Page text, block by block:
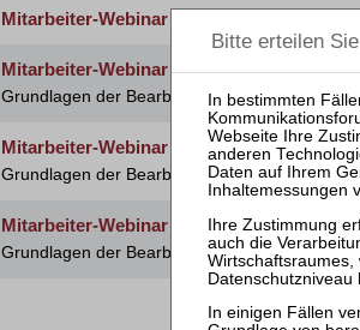
Mitarbeiter-Webinar Umsatzsteuer in der
Mitarbeiter-Webinar Steuerrecht in der
Grundlagen der Bearbeitung von
Mitarbeiter-Webinar Steuerrecht in der
Grundlagen der Bearbeitung von
Mitarbeiter-Webinar Steuerrecht in der
Grundlagen der Bearbeitung von